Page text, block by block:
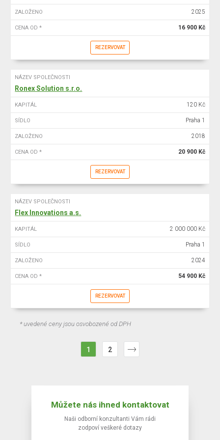
ZALOŽENO 2025
CENA OD * 16 900 Kč
REZERVOVAT
NÁZEV SPOLEČNOSTI
Ronex Solution s.r.o.
KAPITÁL 120 Kč
SÍDLO Praha 1
ZALOŽENO 2018
CENA OD * 20 900 Kč
REZERVOVAT
NÁZEV SPOLEČNOSTI
Flex Innovations a.s.
KAPITÁL 2 000 000 Kč
SÍDLO Praha 1
ZALOŽENO 2024
CENA OD * 54 900 Kč
REZERVOVAT
* uvedené ceny jsou osvobozené od DPH
1 2
Můžete nás ihned kontaktovat
Naši odborní konzultanti Vám rádi
zodpoví veškeré dotazy